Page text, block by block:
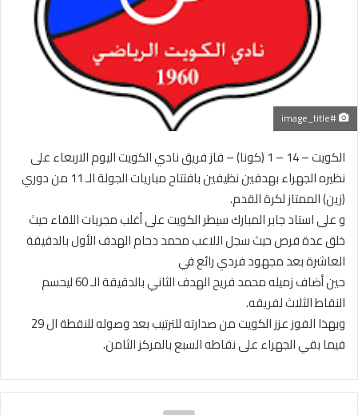
#image_title
الكويت – 14 – 1 (كونا) – فاز فريق نادي الكويت اليوم الاربعاء على
نظيره الجهراء بهدفين نظيفين بافتتاح مباريات الجولة الـ 11 من دوري
(زين) الممتاز لكرة القدم.
و على استاد جابر المبارك سيطر الكويت على أغلب مجريات اللقاء حيث
خلق عدة فرص حيث سجل اللاعب محمد دحام الهدف الأول بالدقيقة
العاشرة بعد مجهود فردي رائع في
حين أضاف زميله محمد فريح الهدف الثاني بالدقيقة الـ 60 ليحسم
النقاط الثلاث لفريقه.
وبهذا الفوز عزز الكويت من صدارته للترتيب بعد وصوله للنقطة ال 29
فيما بقي الجهراء على نقاطه السبع بالمركز الثامن.